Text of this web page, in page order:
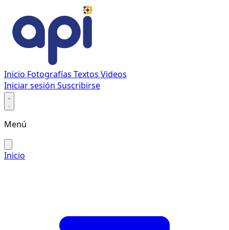
Inicio Fotografías Textos Videos
Iniciar sesión Suscribirse
Menú
Inicio